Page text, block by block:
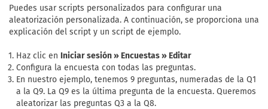
Puedes usar scripts personalizados para configurar una
aleatorización personalizada. A continuación, se proporciona una
explicación del script y un script de ejemplo.
Haz clic en Iniciar sesión » Encuestas » Editar
Configura la encuesta con todas las preguntas.
En nuestro ejemplo, tenemos 9 preguntas, numeradas de la Q1
a la Q9. La Q9 es la última pregunta de la encuesta. Queremos
aleatorizar las preguntas Q3 a la Q8.